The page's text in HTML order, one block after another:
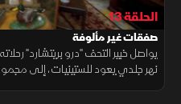
الحلقة 13
صفقات غير مألوفة
يواصل خبير التحف "درو بريتشارد"
نهر جلدي يعود للستينيات، إلى